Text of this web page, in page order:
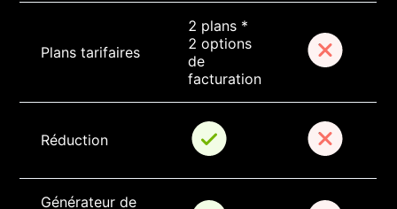
Plans tarifaires
2 plans *
2 options
de
facturation
Réduction
Générateur de